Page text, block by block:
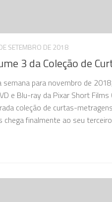
SETEMBRO DE 2018
3 da Coleção de
semana para novembro de
e Blu-ray da Pixar Short Films
coleção de curtas-
finalmente ao seu